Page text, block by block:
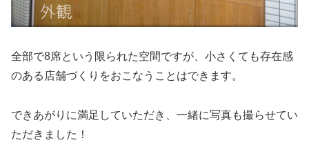
全部で8席という限られた空間ですが、小さくても存在感
のある店舗づくりをおこなうことはできます。
できあがりに満足していただき、一緒に写真も撮らせてい
ただきました！